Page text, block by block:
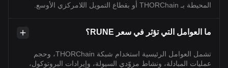
المحيطة بـ THORChain أو بقطاع التمويل اللامركزي الأوسع.
ما العوامل التي تؤثر في سعر RUNE؟
تشمل العوامل الرئيسية استخدام شبكة THORChain، وحجم
عمليات المبادلة، ونشاط مزوّدي السيولة، وإيرادات البروتوكول،